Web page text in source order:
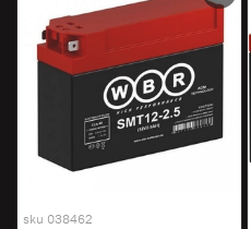
sku 038462